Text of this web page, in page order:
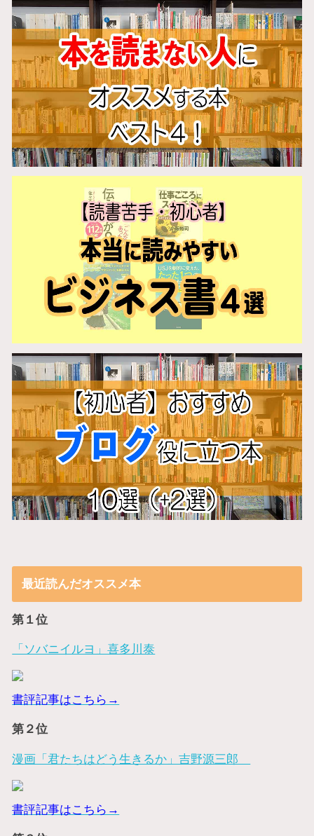
最近読んだオススメ本
第１位
「ソバニイルヨ」喜多川泰
書評記事はこちら→
第２位
漫画「君たちはどう生きるか」吉野源三郎
書評記事はこちら→